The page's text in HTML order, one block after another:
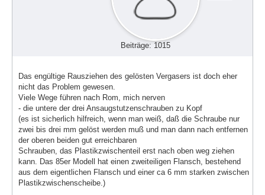
Beiträge: 1015
Das engültige Rausziehen des gelösten Vergasers ist doch eher
nicht das Problem gewesen.
Viele Wege führen nach Rom, mich nerven
- die untere der drei Ansaugstutzenschrauben zu Kopf
(es ist sicherlich hilfreich, wenn man weiß, daß die Schraube nur
zwei bis drei mm gelöst werden muß und man dann nach entfernen
der oberen beiden gut erreichbaren
Schrauben, das Plastikzwischenteil erst nach oben weg ziehen
kann. Das 85er Modell hat einen zweiteiligen Flansch, bestehend
aus dem eigentlichen Flansch und einer ca 6 mm starken zwischen
Plastikzwischenscheibe.)